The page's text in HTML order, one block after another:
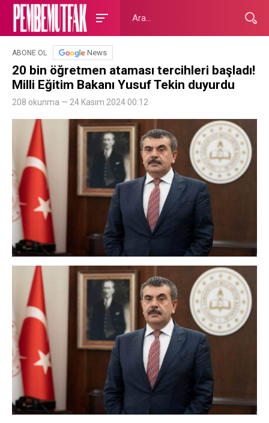
ABONE OL News
20 bin öğretmen ataması tercihleri başladı!
Milli Eğitim Bakanı Yusuf Tekin duyurdu
208 okunma — 24 Kasım 2024 00:12